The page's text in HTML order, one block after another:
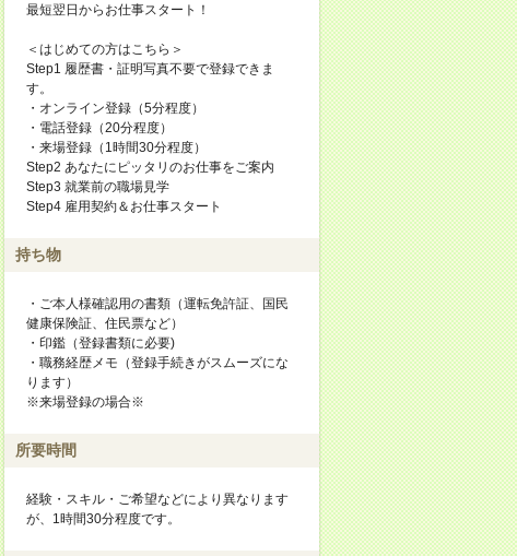
最短翌日からお仕事スタート！
＜はじめての方はこちら＞
Step1 履歴書・証明写真不要で登録できま
す。
・オンライン登録（5分程度）
・電話登録（20分程度）
・来場登録（1時間30分程度）
Step2 あなたにピッタリのお仕事をご案内
Step3 就業前の職場見学
Step4 雇用契約＆お仕事スタート
持ち物
・ご本人様確認用の書類（運転免許証、国民
健康保険証、住民票など）
・印鑑（登録書類に必要)
・職務経歴メモ（登録手続きがスムーズにな
ります）
※来場登録の場合※
所要時間
経験・スキル・ご希望などにより異なります
が、1時間30分程度です。